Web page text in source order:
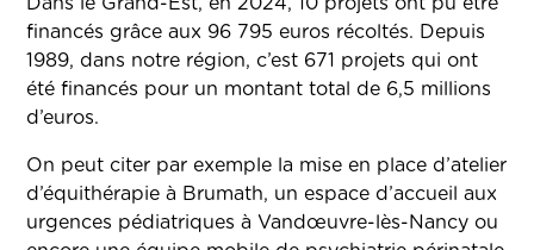
Dans le Grand-Est, en 2024, 10 projets ont pu être
financés grâce aux 96 795 euros récoltés. Depuis
1989, dans notre région, c’est 671 projets qui ont
été financés pour un montant total de 6,5 millions
d’euros.
On peut citer par exemple la mise en place d’atelier
d’équithérapie à Brumath, un espace d’accueil aux
urgences pédiatriques à Vandœuvre-lès-Nancy ou